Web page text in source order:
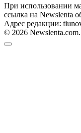
При использовании
ссылка на Newslenta
Адрес редакции:
© 2026